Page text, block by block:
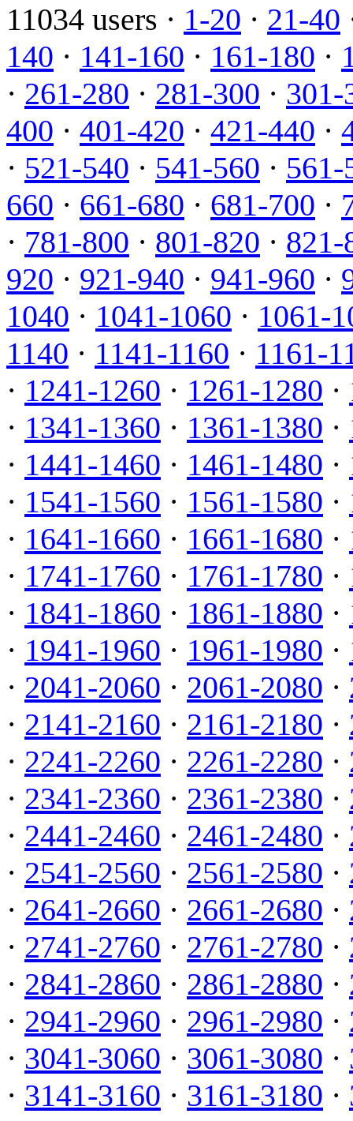
11034 users · 1-20 · 21-40
140 · 141-160 · 161-180 ·
· 261-280 · 281-300 · 301-
400 · 401-420 · 421-440 ·
· 521-540 · 541-560 · 561-
660 · 661-680 · 681-700 ·
· 781-800 · 801-820 · 821-
920 · 921-940 · 941-960 ·
1040 · 1041-1060 · 1061-
1140 · 1141-1160 · 1161-
· 1241-1260 · 1261-1280 ·
· 1341-1360 · 1361-1380 ·
· 1441-1460 · 1461-1480 ·
· 1541-1560 · 1561-1580 ·
· 1641-1660 · 1661-1680 ·
· 1741-1760 · 1761-1780 ·
· 1841-1860 · 1861-1880 ·
· 1941-1960 · 1961-1980 ·
· 2041-2060 · 2061-2080 ·
· 2141-2160 · 2161-2180 ·
· 2241-2260 · 2261-2280 ·
· 2341-2360 · 2361-2380 ·
· 2441-2460 · 2461-2480 ·
· 2541-2560 · 2561-2580 ·
· 2641-2660 · 2661-2680 ·
· 2741-2760 · 2761-2780 ·
· 2841-2860 · 2861-2880 ·
· 2941-2960 · 2961-2980 ·
· 3041-3060 · 3061-3080 ·
· 3141-3160 · 3161-3180 ·